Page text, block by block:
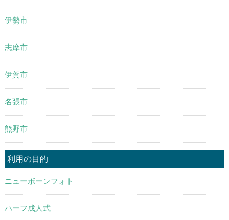
伊勢市
志摩市
伊賀市
名張市
熊野市
利用の目的
ニューボーンフォト
ハーフ成人式